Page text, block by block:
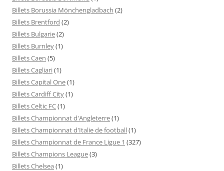
Billets Borussia Mönchengladbach (2)
Billets Brentford (2)
Billets Bulgarie(2)
Billets Burnley(1)
Billets Caen (5)
Billets Cagliari(1)
Billets Capital One(1)
Billets Cardiff City(1)
Billets Celtic FC(1)
Billets Championnat d'Angleterre(1)
Billets Championnat d'Italie de football(1)
Billets Championnat de France Ligue 1 (327)
Billets Champions League(3)
Billets Chelsea (1)